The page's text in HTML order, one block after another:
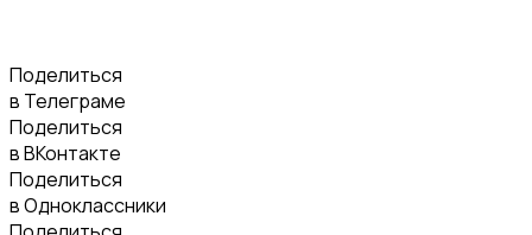
Поделиться
в Телеграме
Поделиться
в ВКонтакте
Поделиться
в Одноклассники